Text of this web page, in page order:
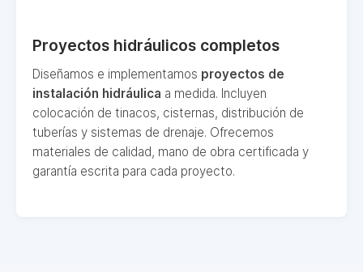
Proyectos hidráulicos completos
Diseñamos e implementamos proyectos de
instalación hidráulica a medida. Incluyen
colocación de tinacos, cisternas, distribución de
tuberías y sistemas de drenaje. Ofrecemos
materiales de calidad, mano de obra certificada y
garantía escrita para cada proyecto.